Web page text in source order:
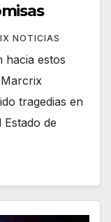
NOTICIAS
hacia estos
tragedias en
de